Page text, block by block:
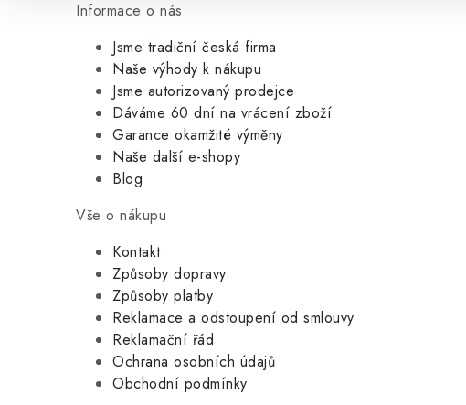
Informace o nás
Jsme tradiční česká firma
Naše výhody k nákupu
Jsme autorizovaný prodejce
Dáváme 60 dní na vrácení zboží
Garance okamžité výměny
Naše další e-shopy
Blog
Vše o nákupu
Kontakt
Způsoby dopravy
Způsoby platby
Reklamace a odstoupení od smlouvy
Reklamační řád
Ochrana osobních údajů
Obchodní podmínky